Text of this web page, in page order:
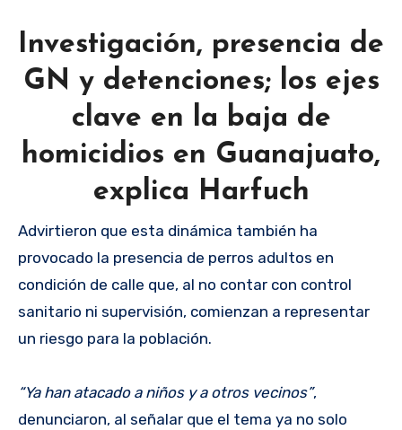
Investigación, presencia de
GN y detenciones; los ejes
clave en la baja de
homicidios en Guanajuato,
explica Harfuch
Advirtieron que esta dinámica también ha
provocado la presencia de perros adultos en
condición de calle que, al no contar con control
sanitario ni supervisión, comienzan a representar
un riesgo para la población.
“Ya han atacado a niños y a otros vecinos”,
denunciaron, al señalar que el tema ya no solo